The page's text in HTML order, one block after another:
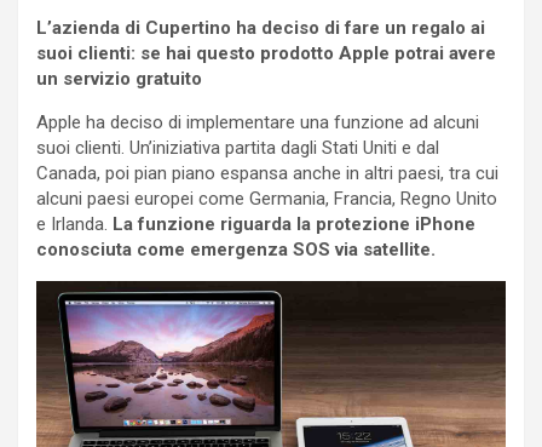
L’azienda di Cupertino ha deciso di fare un regalo ai
suoi clienti: se hai questo prodotto Apple potrai avere
un servizio gratuito
Apple ha deciso di implementare una funzione ad alcuni
suoi clienti. Un’iniziativa partita dagli Stati Uniti e dal
Canada, poi pian piano espansa anche in altri paesi, tra cui
alcuni paesi europei come Germania, Francia, Regno Unito
e Irlanda. La funzione riguarda la protezione iPhone
conosciuta come emergenza SOS via satellite.